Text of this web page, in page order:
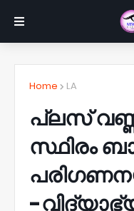
Home LA
പ്ലസ്
സ്ഥിരം
-